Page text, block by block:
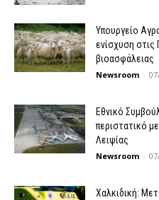
Υπουργείο
ενίσχυση στις
βιοασφάλειας
Newsroom -
Εθνικό
περιστατικό
Λειψίας
Newsroom -
Χαλκιδική: